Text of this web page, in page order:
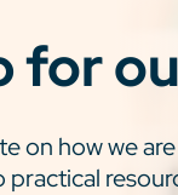
for
on how we
practical